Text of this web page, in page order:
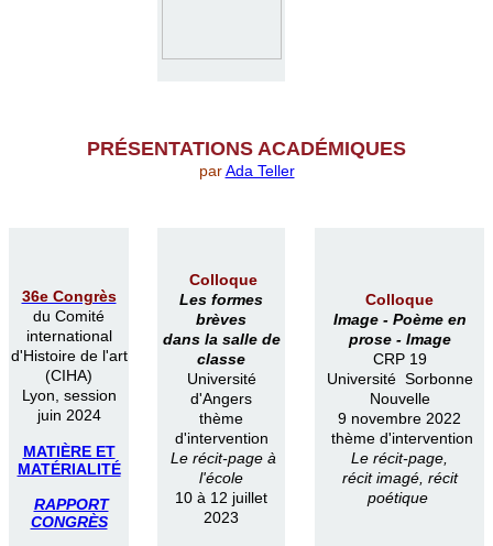
PRÉSENTATIONS ACADÉMIQUES
parAda Teller
36e Congrès
du Comité
international
d'Histoire de l'art
(CIHA)
Lyon, session
juin 2024
MATIÈRE ET
MATÉRIALITÉ
RAPPORT
CONGRÈS
Colloque
Les formes
brèves
dans la salle de
classe
Université
d'Angers
thème
d'intervention
Le récit-page à
l'école
10 à 12 juillet
2023
Colloque
Image - Poème en
prose - Image
CRP 19
Université Sorbonne
Nouvelle
9 novembre 2022
thème d'intervention
Le récit-page,
récit imagé, récit
poétique